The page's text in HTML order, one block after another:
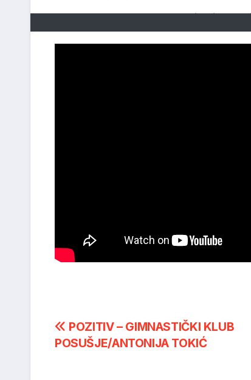
Post
navigation
POZITIV – GIMNASTIČKI KLUB
POSUŠJE/ANTONIJA TOKIĆ